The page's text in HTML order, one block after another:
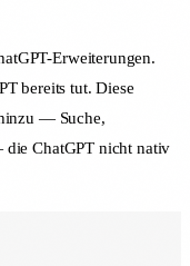
Erweiterungen.
bereits tut. Diese
— Suche,
ChatGPT nicht nativ